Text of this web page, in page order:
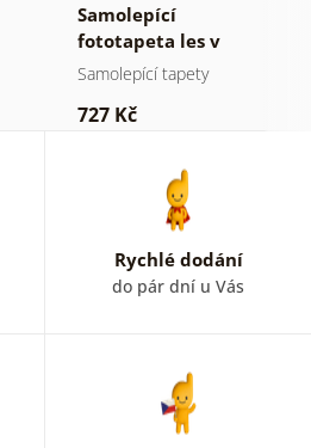
Samolepící
fototapeta les v
mlze
Samolepící tapety
727 Kč
Rychlé dodání
do pár dní u Vás